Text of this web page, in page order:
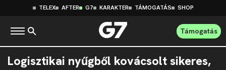
TELEX AFTER G7 KARAKTER TÁMOGATÁS SHOP
Támogatás
Logisztikai nyűgből kovácsolt sikeres,